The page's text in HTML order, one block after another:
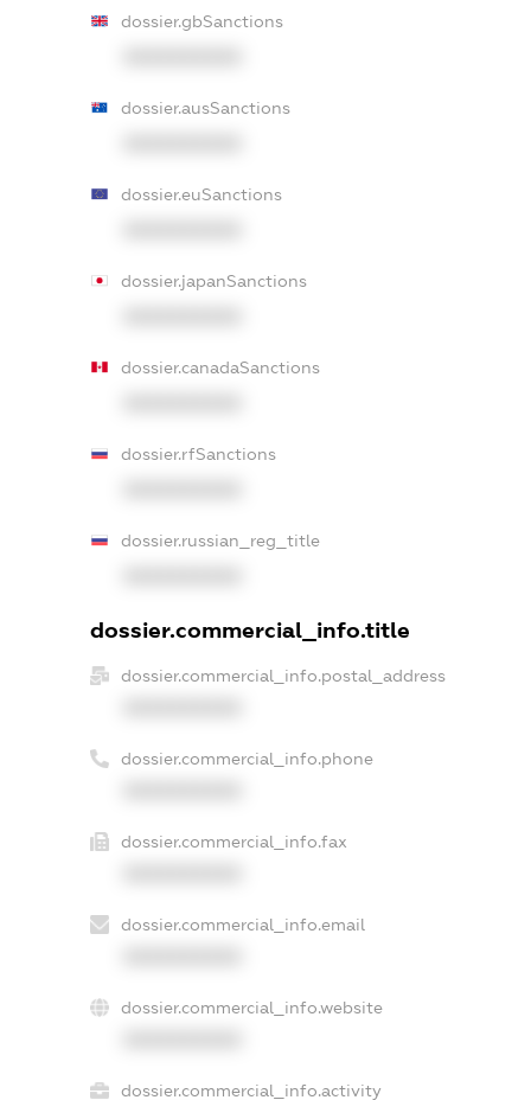
dossier.gbSanctions
dossier.ausSanctions
dossier.euSanctions
dossier.japanSanctions
dossier.canadaSanctions
dossier.rfSanctions
dossier.russian_reg_title
dossier.commercial_info.title
dossier.commercial_info.postal_address
dossier.commercial_info.phone
dossier.commercial_info.fax
dossier.commercial_info.email
dossier.commercial_info.website
dossier.commercial_info.activity